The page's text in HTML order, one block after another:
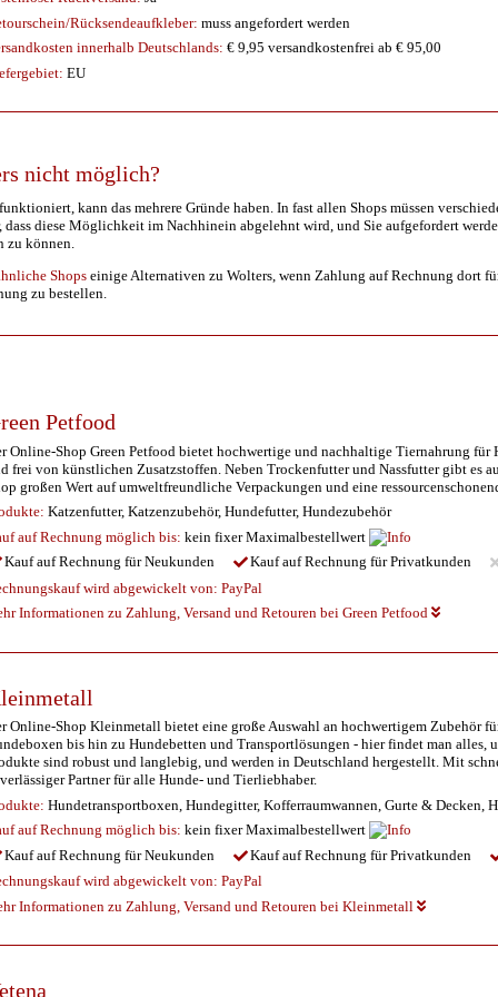
Rücksendeaufkleber: muss angefordert werden
innerhalb Deutschlands: € 9,95 versandkostenfrei ab € 95,00
EU
nicht möglich?
kann das mehrere Gründe haben. In fast allen Shops müssen
dass diese Möglichkeit im Nachhinein abgelehnt wird, und Sie aufgefordert
zu können.
Shops einige Alternativen zu Wolters, wenn Zahlung auf Rechnung dort
zu bestellen.
Petfood
Online-Shop Green Petfood bietet hochwertige und nachhaltige Tiernahrung
frei von künstlichen Zusatzstoffen. Neben Trockenfutter und Nassfutter gibt es
großen Wert auf umweltfreundliche Verpackungen und eine
Katzenfutter, Katzenzubehör, Hundefutter, Hundezubehör
auf Rechnung möglich bis: kein fixer Maximalbestellwert
Kauf auf Rechnung für Neukunden
Kauf auf Rechnung für Privatkunden
wird abgewickelt von: PayPal
Informationen zu Zahlung, Versand und Retouren bei Green Petfood
Online-Shop Kleinmetall bietet eine große Auswahl an hochwertigem Zubehör
bis hin zu Hundebetten und Transportlösungen - hier findet man
sind robust und langlebig, und werden in Deutschland hergestellt. Mit
Partner für alle Hunde- und Tierliebhaber.
Hundetransportboxen, Hundegitter, Kofferraumwannen, Gurte & Decken,
auf Rechnung möglich bis: kein fixer Maximalbestellwert
Kauf auf Rechnung für Neukunden
Kauf auf Rechnung für Privatkunden
wird abgewickelt von: PayPal
Informationen zu Zahlung, Versand und Retouren bei Kleinmetall